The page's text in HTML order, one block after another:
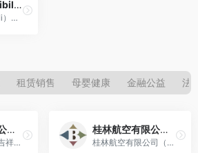
哔哩哔哩（bilibili）
哔哩哔哩（bilibili）（NASDAQ：BILI；HKEX：9626 ） 是中国年轻人文化社区。
租赁销售 母婴健康 金融公益 法
九元航空有限公司（简称：九元航空）
九元航空由上海吉祥航空有限公司、亿利资源集团等共同参与发起组建!
桂林航空有限公司（AIR GUILIN）
桂林航空有限公司（AIR GUILIN）是一家以桂林国际旅游胜地为主运营基地!